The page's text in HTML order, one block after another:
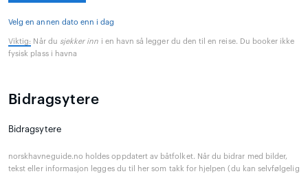
Velg en annen dato enn i dag
Viktig: Når du sjekker inn i en havn så legger du den til en reise. Du booker ikke
fysisk plass i havna
Bidragsytere
Bidragsytere
norskhavneguide.no holdes oppdatert av båtfolket. Når du bidrar med bilder,
tekst eller informasjon legges du til her som takk for hjelpen (du kan selvfølgelig